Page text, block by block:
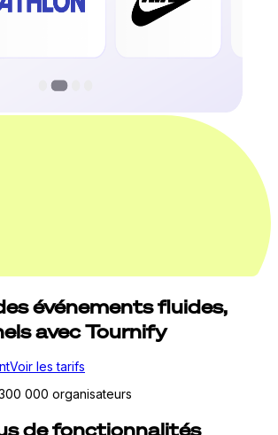
événements fluides,
avec Tournify
Voir les tarifs
000 organisateurs
de fonctionnalités